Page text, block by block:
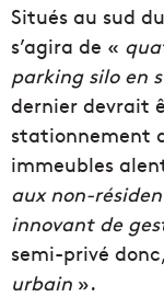
Situés au sud
s’agira de «
parking silo en
dernier devrait
stationnement
immeubles
aux non-
innovant de
semi-privé
urbain ».